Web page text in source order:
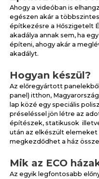
Ahogy a videóban is
egészen akár a
építkezésre a Hőszigetelt
akadálya annak sem, ha
építeni, ahogy akár a
akadályt.
Hogyan készül?
Az előregyártott
panel) itthon,
lap közé egy speciális
préseléssel jön létre az
építészek, statikusok
után az elkészült elemeket
megkezdődhet a ház
Mik az ECO
Az egyik legfontosabb